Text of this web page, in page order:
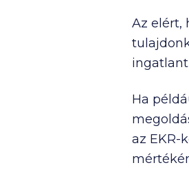
Az elért,
Ha
az EKR-